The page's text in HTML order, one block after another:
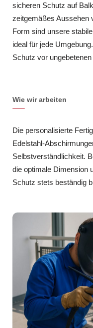
sicheren Schutz auf
zeitgemäßes Aussehen
Form sind unsere
ideal für jede
Schutz vor
Wie wir arbeiten
Die personalisierte
Edelstahl-
Selbstverständlichkeit.
die optimale Dimension
Schutz stets beständig